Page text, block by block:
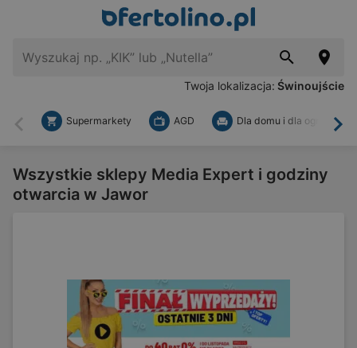
Twoja lokalizacja: Świnoujście
Wstecz
Supermarkety AGD Dla domu i dla ogrodu
Wszystkie sklepy Media Expert i godziny
otwarcia w Jawor